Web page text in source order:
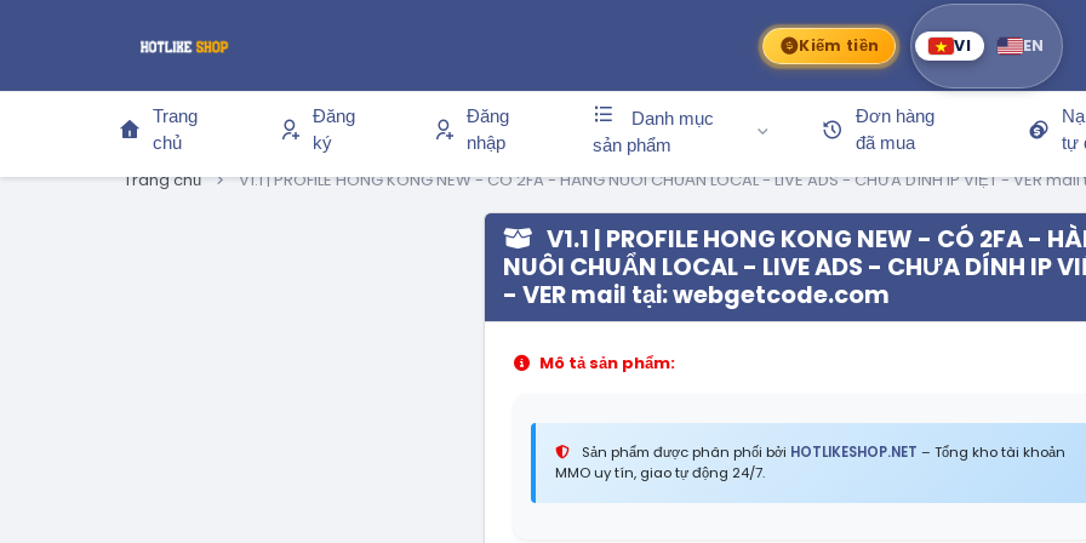
Kiếm tiền VI EN
Trang
chủ
Đăng
ký
Đăng
nhập
Danh mục
sản phẩm
Đơn hàng
đã mua
tự
Trang chủ V1.1 | PROFILE HONG KONG NEW - CÓ 2FA - HÀNG NUÔI CHUẨN LOCAL - LIVE ADS - CHƯA DÍNH IP VIỆT - VER
V1.1 | PROFILE HONG KONG NEW - CÓ 2FA -
NUÔI CHUẨN LOCAL - LIVE ADS - CHƯA DÍNH IP
- VER mail tại: webgetcode.com
Mô tả sản phẩm:
Sản phẩm được phân phối bởi HOTLIKESHOP.NET – Tổng kho tài khoản
MMO uy tín, giao tự động 24/7.